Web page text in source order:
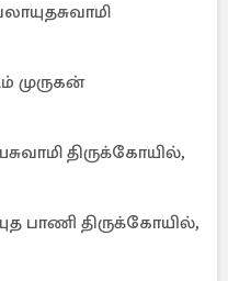
முருகன்
திருக்கோயில்,
பாணி திருக்கோயில்,